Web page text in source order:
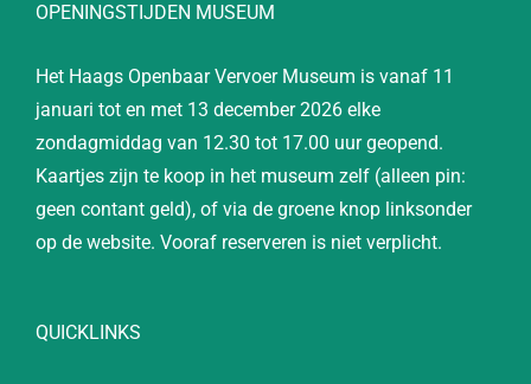
OPENINGSTIJDEN MUSEUM
Het Haags Openbaar Vervoer Museum is vanaf 11
januari tot en met 13 december 2026 elke
zondagmiddag van 12.30 tot 17.00 uur geopend.
Kaartjes zijn te koop in het museum zelf (alleen pin:
geen contant geld), of via de groene knop linksonder
op de website. Vooraf reserveren is niet verplicht.
QUICKLINKS